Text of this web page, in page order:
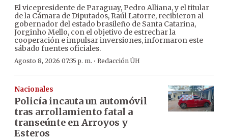
El vicepresidente de Paraguay, Pedro Alliana, y el titular
de la Cámara de Diputados, Raúl Latorre, recibieron al
gobernador del estado brasileño de Santa Catarina,
Jorginho Mello, con el objetivo de estrechar la
cooperación e impulsar inversiones, informaron este
sábado fuentes oficiales.
Agosto 8, 2026 07:35 p. m. · Redacción ÚH
Nacionales
Policía incauta un automóvil
tras arrollamiento fatal a
transeúnte en Arroyos y
Esteros